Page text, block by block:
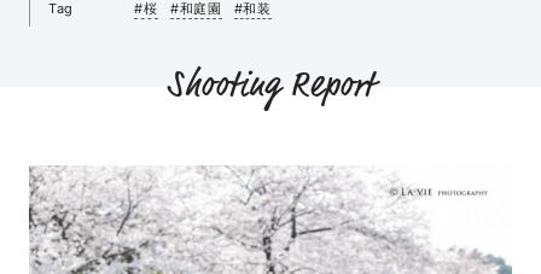
Tag
#桜 #和庭園 #和装
Shooting Report